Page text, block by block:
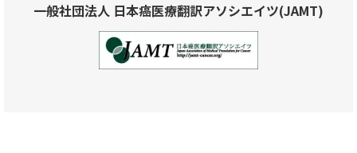
一般社団法人 日本癌医療翻訳アソシエイツ(JAMT)